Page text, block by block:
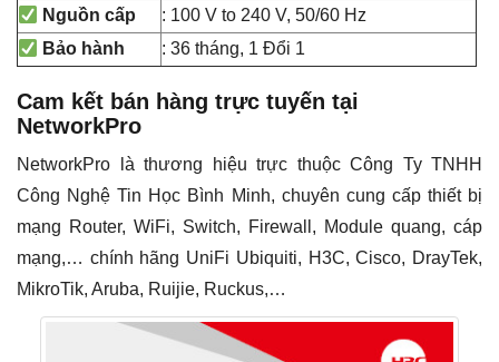
Nguồn cấp
: 100 V to 240 V, 50/60 Hz
Bảo hành
: 36 tháng, 1 Đổi 1
Cam kết bán hàng trực tuyến tại
NetworkPro
NetworkPro là thương hiệu trực thuộc Công Ty TNHH
Công Nghệ Tin Học Bình Minh, chuyên cung cấp thiết bị
mạng Router, WiFi, Switch, Firewall, Module quang, cáp
mạng,… chính hãng UniFi Ubiquiti, H3C, Cisco, DrayTek,
MikroTik, Aruba, Ruijie, Ruckus,…